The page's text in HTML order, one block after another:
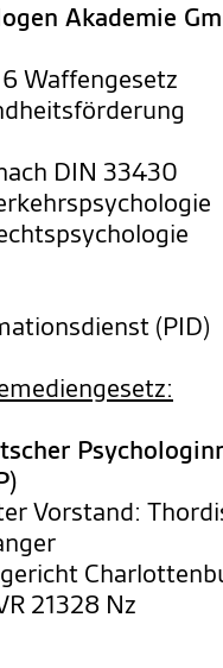
Akademie
Waffengesetz
DIN 33430
(PID)
Vorstand:
21328 Nz